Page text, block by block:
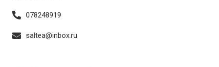
078248919
saltea@inbox.ru